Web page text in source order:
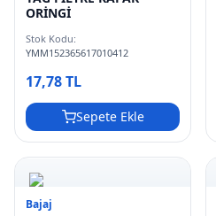
ORİNGİ
Stok Kodu:
YMM152365617010412
17,78 TL
Sepete Ekle
Bajaj